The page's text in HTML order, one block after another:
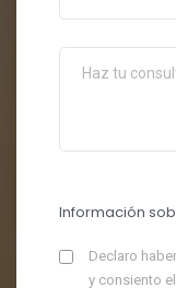
Información
Declaro
y consiento